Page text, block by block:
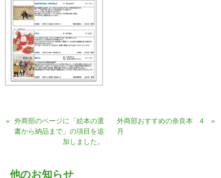
«
外商部のページに「絵本の選
書から納品まで」の項目を追
加しました。
外商部おすすめの奈良本 4
月
»
他のお知らせ